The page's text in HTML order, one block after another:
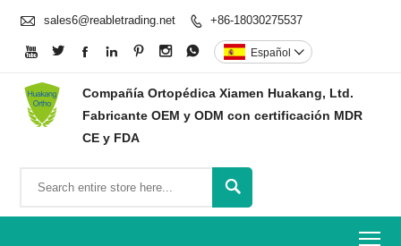
 sales6@reabletrading.net  +86-18030275537
       Español 
Compañía Ortopédica Xiamen Huakang, Ltd.
Fabricante OEM y ODM con certificación MDR
CE y FDA
